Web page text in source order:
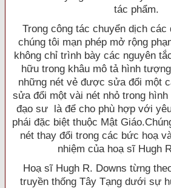
tác phẩm.
Trong công tác chuyển dịch
chúng tôi mạn phép mở rộng
không chỉ trình bày các nguyên
hữu trong khâu mô tả hình
những nét vẻ được sửa đổi một
sửa đổi một vài nét nhỏ trong
đạo sư là để cho phù hợp với
phái đặc biệt thuộc Mật
nét thay đổi trong các bức hoạ
nhiệm của hoạ sĩ Hugh
Hoạ sĩ Hugh R. Downs từng
truyền thống Tây Tạng dưới sự